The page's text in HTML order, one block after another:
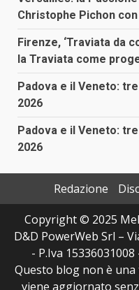
Christophe Pichon
Firenze, ‘Traviata da
la Traviata come
Padova e il Veneto:
2026
Padova e il Veneto:
2026
Redazione
Copyright © 2025
D&D PowerWeb Srl –
- P.Iva
Questo blog non è
viene aggiornato